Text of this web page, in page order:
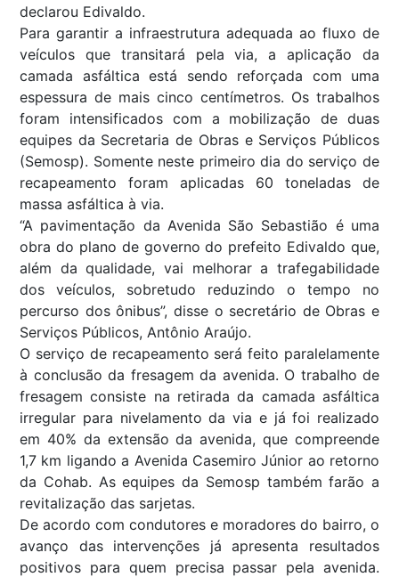
declarou Edivaldo.
Para garantir a infraestrutura adequada ao fluxo de
veículos que transitará pela via, a aplicação da
camada asfáltica está sendo reforçada com uma
espessura de mais cinco centímetros. Os trabalhos
foram intensificados com a mobilização de duas
equipes da Secretaria de Obras e Serviços Públicos
(Semosp). Somente neste primeiro dia do serviço de
recapeamento foram aplicadas 60 toneladas de
massa asfáltica à via.
“A pavimentação da Avenida São Sebastião é uma
obra do plano de governo do prefeito Edivaldo que,
além da qualidade, vai melhorar a trafegabilidade
dos veículos, sobretudo reduzindo o tempo no
percurso dos ônibus”, disse o secretário de Obras e
Serviços Públicos, Antônio Araújo.
O serviço de recapeamento será feito paralelamente
à conclusão da fresagem da avenida. O trabalho de
fresagem consiste na retirada da camada asfáltica
irregular para nivelamento da via e já foi realizado
em 40% da extensão da avenida, que compreende
1,7 km ligando a Avenida Casemiro Júnior ao retorno
da Cohab. As equipes da Semosp também farão a
revitalização das sarjetas.
De acordo com condutores e moradores do bairro, o
avanço das intervenções já apresenta resultados
positivos para quem precisa passar pela avenida.